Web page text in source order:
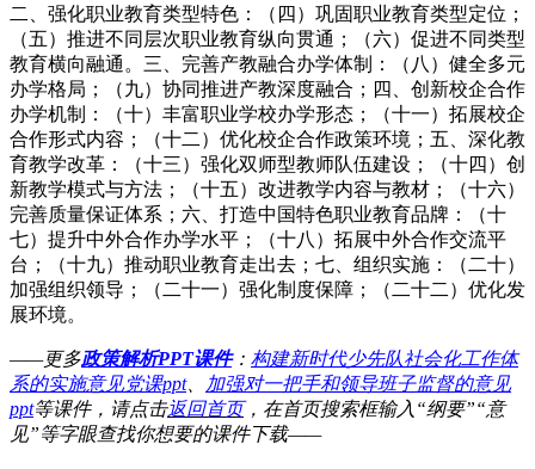
二、强化职业教育类型特色：（四）巩固职业教育类型定位；
（五）推进不同层次职业教育纵向贯通；（六）促进不同类型
教育横向融通。三、完善产教融合办学体制：（八）健全多元
办学格局；（九）协同推进产教深度融合；四、创新校企合作
办学机制：（十）丰富职业学校办学形态；（十一）拓展校企
合作形式内容；（十二）优化校企合作政策环境；五、深化教
育教学改革：（十三）强化双师型教师队伍建设；（十四）创
新教学模式与方法；（十五）改进教学内容与教材；（十六）
完善质量保证体系；六、打造中国特色职业教育品牌：（十
七）提升中外合作办学水平；（十八）拓展中外合作交流平
台；（十九）推动职业教育走出去；七、组织实施：（二十）
加强组织领导；（二十一）强化制度保障；（二十二）优化发
展环境。
——更多政策解析PPT课件： 构建新时代少先队社会化工作体
系的实施意见党课ppt、
加强对一把手和领导班子监督的意见
ppt等课件，请点击返回首页，在首页搜索框输入“纲要”“意
见”等字眼查找你想要的课件下载——